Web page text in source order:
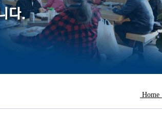
Home